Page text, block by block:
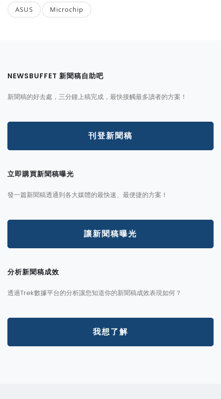
ASUS Microchip
NEWSBUFFET 新聞稿自助吧
新聞稿的好去處，三分鐘上稿完成，最快接觸最多讀者的方案！
刊登新聞稿
立即購買新聞稿曝光
發一篇新聞稿透通到各大媒體的最快速、最便捷的方案！
讓新聞稿曝光
分析新聞稿成效
透過Trek數據平台的分析讓您知道你的新聞稿成效表現如何？
我想了解